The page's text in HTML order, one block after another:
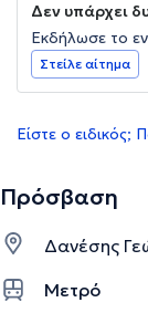
Δεν υπάρχει
Εκδήλωσε το
Στείλε αίτημα
Είστε ο
Πρόσβαση
Δανέσης
Μετρό